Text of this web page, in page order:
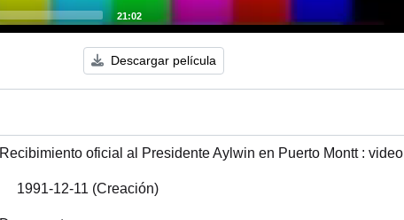
21:02
Descargar película
Recibimiento oficial al Presidente Aylwin en Puerto Montt : video
1991-12-11 (Creación)